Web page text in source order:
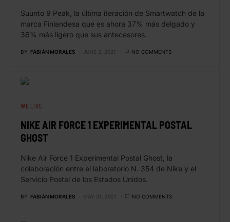
Suunto 9 Peak, la última iteración de Smartwatch de la
marca Finlandesa que es ahora 37% más delgado y
36% más ligero que sus antecesores.
BY FABIÁN MORALES JUNE 2, 2021 NO COMMENTS
WE LIVE
NIKE AIR FORCE 1 EXPERIMENTAL POSTAL
GHOST
Nike Air Force 1 Experimental Postal Ghost, la
colaboración entre el laboratorio N. 354 de Nike y el
Servicio Postal de los Estados Unidos.
BY FABIÁN MORALES MAY 31, 2021 NO COMMENTS